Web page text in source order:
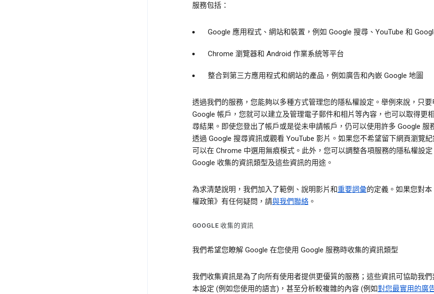
服務包括：
Google 應用程式、網站和裝置，例如 Google 搜尋、YouTube 和
Chrome 瀏覽器和 Android 作業系統等平台
整合到第三方應用程式和網站的產品，例如廣告和內嵌 Google 地圖
透過我們的服務，您能夠以多種方式管理您的隱私權設定。舉例來說，只要
Google 帳戶，您就可以建立及管理電子郵件和相片等內容，也可以取得更
尋結果。即使您登出了帳戶或是從未申請帳戶，仍可以使用許多 Google 服
透過 Google 搜尋資訊或觀看 YouTube 影片。如果您不希望留下網頁瀏覽
可以在 Chrome 中選用無痕模式。此外，您可以調整各項服務的隱私權設
Google 收集的資訊類型及這些資訊的用途。
為求清楚說明，我們加入了範例、說明影片和重要詞彙的定義。如果您對本
權政策》有任何疑問，請與我們聯絡。
GOOGLE 收集的資訊
我們希望您瞭解 Google 在您使用 Google 服務時收集的資訊類型
我們收集資訊是為了向所有使用者提供更優質的服務；這些資訊可協助我們
本設定 (例如您使用的語言)，甚至分析較複雜的內容 (例如對您最實用的廣